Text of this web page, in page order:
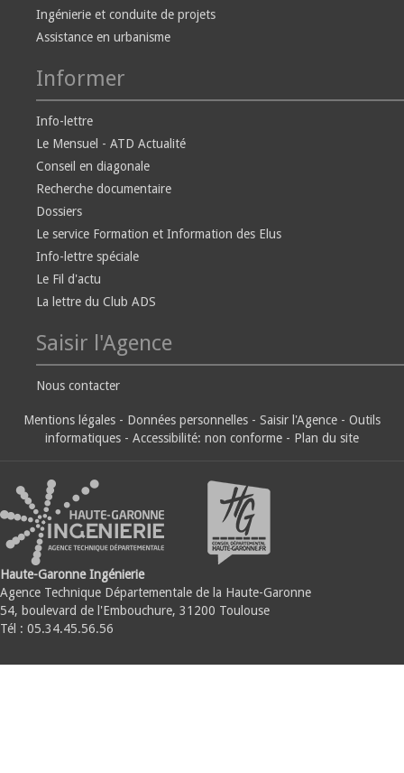
Ingénierie et conduite de projets
Assistance en urbanisme
Informer
Info-lettre
Le Mensuel - ATD Actualité
Conseil en diagonale
Recherche documentaire
Dossiers
Le service Formation et Information des Elus
Info-lettre spéciale
Le Fil d'actu
La lettre du Club ADS
Saisir l'Agence
Nous contacter
Mentions légales - Données personnelles - Saisir l'Agence - Outils
informatiques - Accessibilité: non conforme - Plan du site
Haute-Garonne Ingénierie
Agence Technique Départementale de la Haute-Garonne
54, boulevard de l'Embouchure, 31200 Toulouse
Tél : 05.34.45.56.56